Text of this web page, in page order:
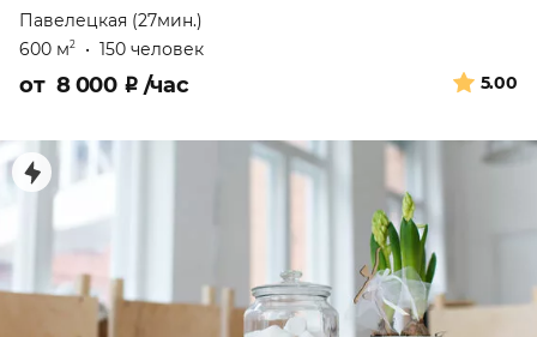
Павелецкая (27мин.)
600 м2 • 150 человек
5.00
от 8 000 ₽ /час